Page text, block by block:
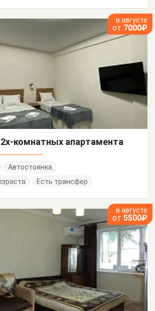
в августе
от 7000₽
комнатных апартамента
Автостоянка
Есть трансфер
в августе
от 5500₽